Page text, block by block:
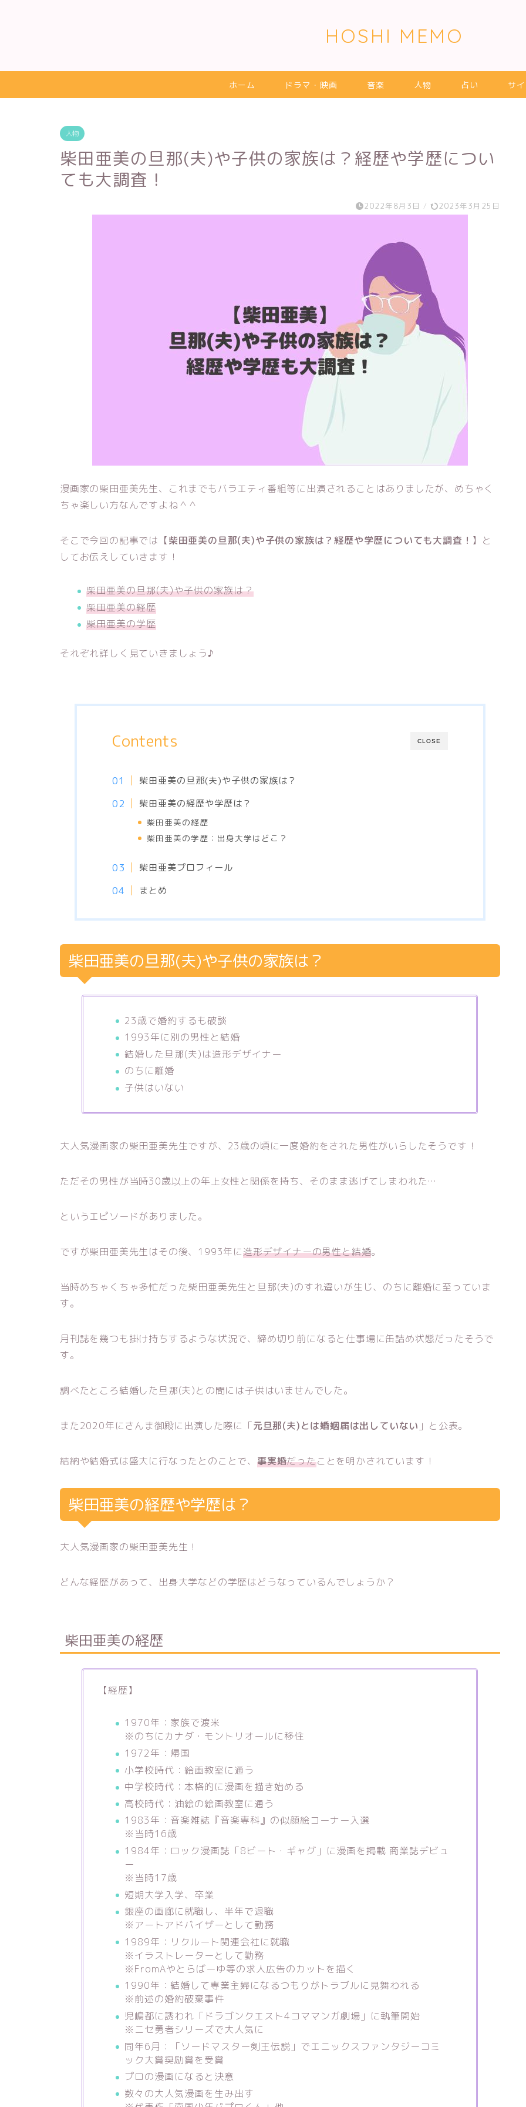
HOSHI MEMO
ホーム ドラマ・映画 音楽 人物 占い サ
人物
柴田亜美の旦那(夫)や子供の家族は？経歴や学歴につい
ても大調査！
2022年8月3日 / 2023年3月25日
漫画家の柴田亜美先生、これまでもバラエティ番組等に出演されることはありましたが、めちゃく
ちゃ楽しい方なんですよね＾＾
そこで今回の記事では【柴田亜美の旦那(夫)や子供の家族は？経歴や学歴についても大調査！ 】と
してお伝えしていきます！
柴田亜美の旦那(夫)や子供の家族は？
柴田亜美の経歴
柴田亜美の学歴
それぞれ詳しく見ていきましょう♪
CLOSE
Contents
柴田亜美の旦那(夫)や子供の家族は？
柴田亜美の経歴や学歴は？
柴田亜美の経歴
柴田亜美の学歴：出身大学はどこ？
柴田亜美プロフィール
まとめ
柴田亜美の旦那(夫)や子供の家族は？
23歳で婚約するも破談
1993年に別の男性と結婚
結婚した旦那(夫)は造形デザイナー
のちに離婚
子供はいない
大人気漫画家の柴田亜美先生ですが、23歳の頃に一度婚約をされた男性がいらしたそうです！
ただその男性が当時30歳以上の年上女性と関係を持ち、そのまま逃げてしまわれた…
というエピソードがありました。
ですが柴田亜美先生はその後、1993年に造形デザイナーの男性と結婚。
当時めちゃくちゃ多忙だった柴田亜美先生と旦那(夫)のすれ違いが生じ、のちに離婚に至っていま
す。
月刊誌を幾つも掛け持ちするような状況で、締め切り前になると仕事場に缶詰め状態だったそうで
す。
調べたところ結婚した旦那(夫)との間には子供はいませんでした。
また2020年にさんま御殿に出演した際に「元旦那(夫)とは婚姻届は出していない 」と公表。
結納や結婚式は盛大に行なったとのことで、 事実婚だったことを明かされています！
柴田亜美の経歴や学歴は？
大人気漫画家の柴田亜美先生！
どんな経歴があって、出身大学などの学歴はどうなっているんでしょうか？
柴田亜美の経歴
【経歴】
1970年：家族で渡米
※のちにカナダ・モントリオールに移住
1972年：帰国
小学校時代：絵画教室に通う
中学校時代：本格的に漫画を描き始める
高校時代：油絵の絵画教室に通う
1983年：音楽雑誌『音楽専科』の似顔絵コーナー入選
※当時16歳
1984年：ロック漫画誌「8ビート・ギャグ」に漫画を掲載 商業誌デビュ
ー
※当時17歳
短期大学入学、卒業
銀座の画廊に就職し、半年で退職
※アートアドバイザーとして勤務
1989年：リクルート関連会社に就職
※イラストレーターとして勤務
※FromAやとらばーゆ等の求人広告のカットを描く
1990年：結婚して専業主婦になるつもりがトラブルに見舞われる
※前述の婚約破棄事件
児嶋都に誘われ「ドラゴンクエスト4コママンガ劇場」に執筆開始
※ニセ勇者シリーズで大人気に
同年6月：「ソードマスター剣王伝説」でエニックスファンタジーコミ
ック大賞奨励賞を受賞
プロの漫画になると決意
数々の大人気漫画を生み出す